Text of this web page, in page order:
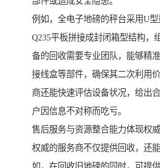
例如，全电子地磅的秤台采用U
Q235平板拼接成封闭箱型结构，
备的回收需要专业团队，能够精
接线盒等部件，确保其二次利用
商还能快速评估设备状况，给出
户因信息不对称而吃亏。
售后服务与资源整合能力体现权
权威的服务商不仅提供回收，还